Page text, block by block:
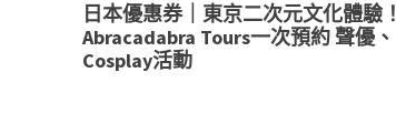
日本優惠券｜東京二次元文化體驗！
Abracadabra Tours一次預約 聲優、
Cosplay活動